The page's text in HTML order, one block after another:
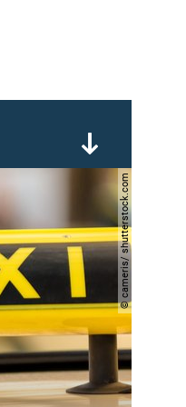
© cameris/ shutterstock.com